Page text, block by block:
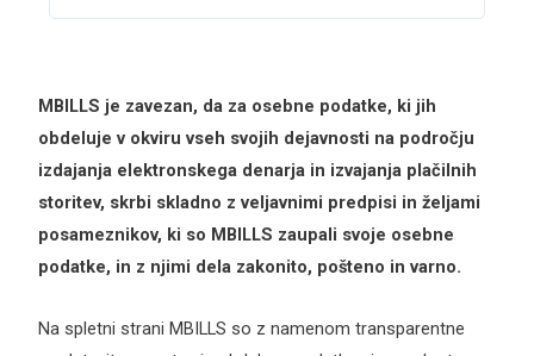
MBILLS je zavezan, da za osebne podatke, ki jih
obdeluje v okviru vseh svojih dejavnosti na področju
izdajanja elektronskega denarja in izvajanja plačilnih
storitev, skrbi skladno z veljavnimi predpisi in željami
posameznikov, ki so MBILLS zaupali svoje osebne
podatke, in z njimi dela zakonito, pošteno in varno.
Na spletni strani MBILLS so z namenom transparentne